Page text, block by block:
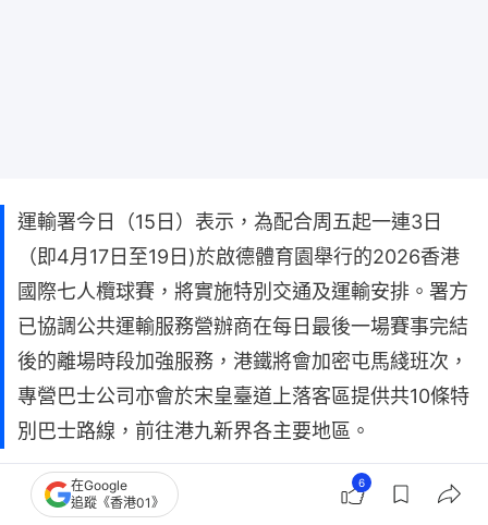
運輸署今日（15日）表示，為配合周五起一連3日
（即4月17日至19日)於啟德體育園舉行的2026香港
國際七人欖球賽，將實施特別交通及運輸安排。署方
已協調公共運輸服務營辦商在每日最後一場賽事完結
後的離場時段加強服務，港鐵將會加密屯馬綫班次，
專營巴士公司亦會於宋皇臺道上落客區提供共10條特
別巴士路線，前往港九新界各主要地區。
在Google
追蹤《香港01》
6